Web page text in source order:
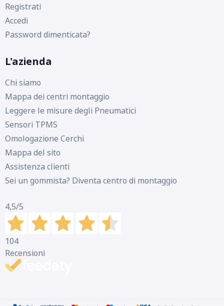
Registrati
Accedi
Password dimenticata?
L'azienda
Chi siamo
Mappa dei centri montaggio
Leggere le misure degli Pneumatici
Sensori TPMS
Omologazione Cerchi
Mappa del sito
Assistenza clienti
Sei un gommista? Diventa centro di montaggio
4,5/5
104
Recensioni